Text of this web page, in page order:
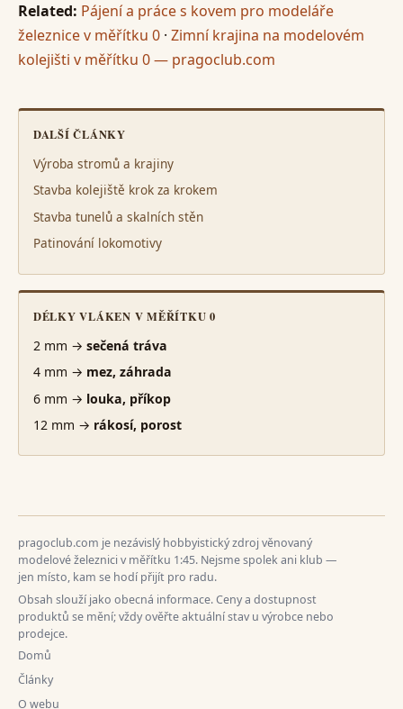
Related: Pájení a práce s kovem pro modeláře
železnice v měřítku 0 · Zimní krajina na modelovém
kolejišti v měřítku 0 — pragoclub.com
DALŠÍ ČLÁNKY
Výroba stromů a krajiny
Stavba kolejiště krok za krokem
Stavba tunelů a skalních stěn
Patinování lokomotivy
DÉLKY VLÁKEN V MĚŘÍTKU 0
2 mm → sečená tráva
4 mm → mez, záhrada
6 mm → louka, příkop
12 mm → rákosí, porost
pragoclub.com je nezávislý hobbyistický zdroj věnovaný
modelové železnici v měřítku 1:45. Nejsme spolek ani klub —
jen místo, kam se hodí přijít pro radu.
Obsah slouží jako obecná informace. Ceny a dostupnost
produktů se mění; vždy ověřte aktuální stav u výrobce nebo
prodejce.
Domů
Články
O webu